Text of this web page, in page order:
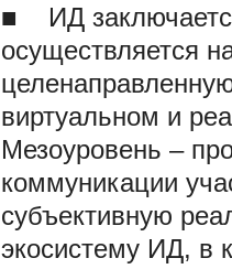
■
ИД
осуществляется
виртуальном и
Мезоуровень –
коммуникации
субъективную
экосистему ИД, в